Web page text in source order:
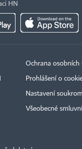
HN
Ochrana osobních
Prohlášení o
Nastavení
Všeobecné